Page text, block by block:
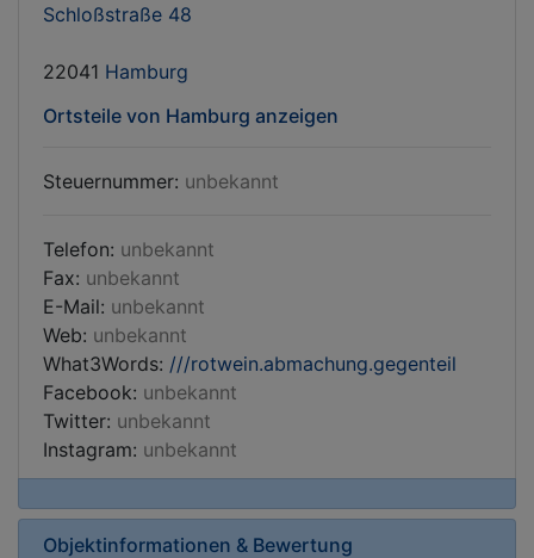
Schloßstraße 48
22041 Hamburg
Ortsteile von Hamburg anzeigen
Steuernummer: unbekannt
Telefon: unbekannt
Fax: unbekannt
E-Mail: unbekannt
Web: unbekannt
What3Words: ///rotwein.abmachung.gegenteil
Facebook: unbekannt
Twitter: unbekannt
Instagram: unbekannt
Objektinformationen & Bewertung